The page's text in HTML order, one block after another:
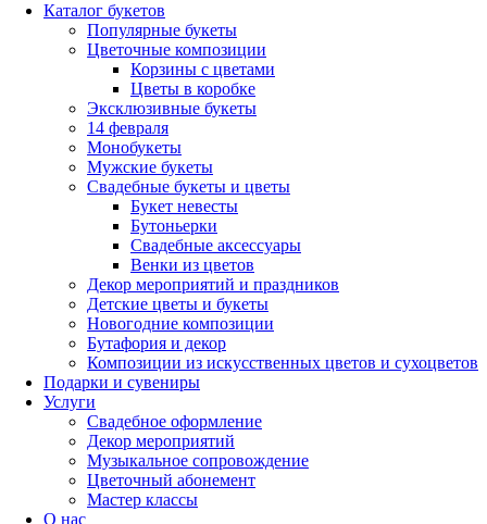
Каталог букетов
Популярные букеты
Цветочные композиции
Корзины с цветами
Цветы в коробке
Эксклюзивные букеты
14 февраля
Монобукеты
Мужские букеты
Свадебные букеты и цветы
Букет невесты
Бутоньерки
Свадебные аксессуары
Венки из цветов
Декор мероприятий и праздников
Детские цветы и букеты
Новогодние композиции
Бутафория и декор
Композиции из искусственных цветов и сухоцветов
Подарки и сувениры
Услуги
Свадебное оформление
Декор мероприятий
Музыкальное сопровождение
Цветочный абонемент
Мастер классы
О нас